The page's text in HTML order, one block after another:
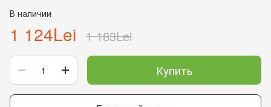
В наличии
1 124Lei 1 183Lei
Купить